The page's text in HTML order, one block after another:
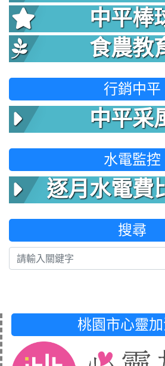
中平棒
食農教
行銷中平
中平采
水電監控
逐月水電費
搜尋
桃園市心靈